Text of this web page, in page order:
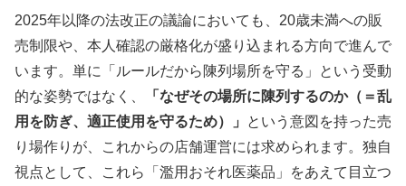
2025年以降の法改正の議論においても、20歳未満への販
売制限や、本人確認の厳格化が盛り込まれる方向で進んで
います。単に「ルールだから陳列場所を守る」という受動
的な姿勢ではなく、
「なぜその場所に陳列するのか（＝乱
用を防ぎ、適正使用を守るため）」
という意図を持った売
り場作りが、これからの店舗運営には求められます。独自
視点として、これら「濫用おそれ医薬品」をあえて目立つ